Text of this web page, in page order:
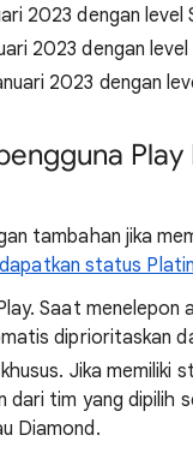
2023 dengan level
2023 dengan level
2023 dengan
tambahan jika
status
Saat menelepon
diprioritaskan
Jika memiliki
dari tim yang dipilih
Diamond.